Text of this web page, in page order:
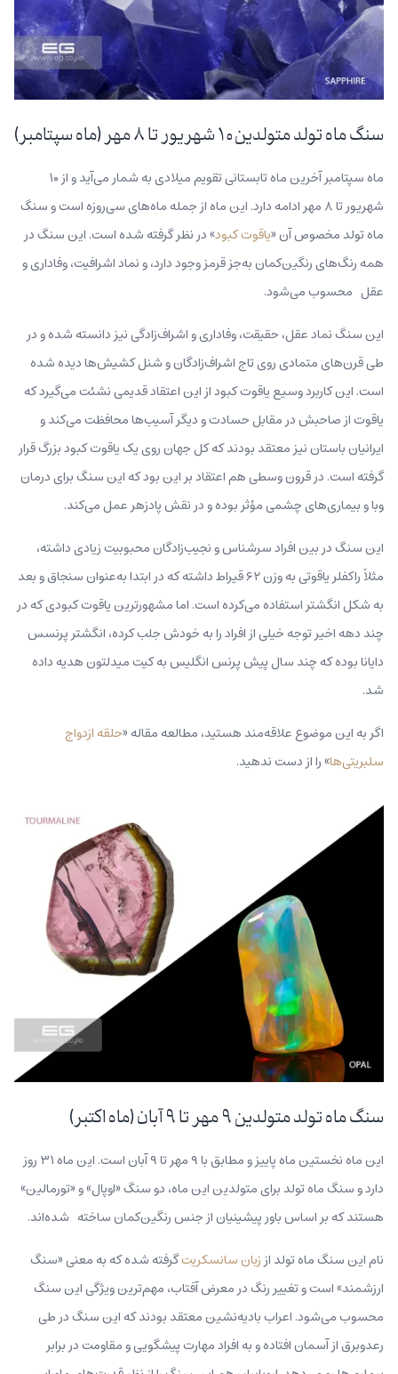
سنگ ماه تولد متولدین ۱۰ شهریور تا ۸ مهر (ماه سپتامبر)
ماه سپتامبر آخرین ماه تابستانی تقویم میلادی به شمار می‌آید و از ۱۰
شهریور تا ۸ مهر ادامه دارد. این ماه از جمله ماه‌های سی‌روزه‌ است و سنگ
ماه تولد مخصوص آن «یاقوت کبود» در نظر گرفته شده است. این سنگ در
همه رنگ‌های رنگین‌کمان به‌جز قرمز وجود دارد،‌ و نماد اشرافیت، وفاداری و
عقل محسوب می‌شود.
این سنگ نماد عقل،‌ حقیقت، وفاداری و اشراف‌زادگی نیز دانسته شده و در
طی قرن‌های متمادی روی تاج اشراف‌زادگان و شنل کشیش‌ها دیده شده
است. این کاربرد وسیع یاقوت کبود از این اعتقاد قدیمی نشئت می‌گیرد که
یاقوت از صاحبش در مقابل حسادت و دیگر آسیب‌ها محافظت می‌کند و
ایرانیان باستان نیز معتقد بودند که کل جهان روی یک یاقوت کبود بزرگ قرار
گرفته است. در قرون وسطی هم اعتقاد بر این بود که این سنگ برای درمان
وبا و بیماری‌های چشمی مؤثر بوده و در نقش پادزهر عمل می‌کند.
این سنگ در بین افراد سرشناس و نجیب‌زادگان محبوبیت زیادی داشته،
مثلاً راکفلر یاقوتی به وزن ۶۲ قیراط داشته که در ابتدا به‌عنوان سنجاق و بعد
به شکل انگشتر استفاده می‌کرده است. اما مشهورترین یاقوت کبودی که در
چند دهه اخیر توجه خیلی از افراد را به خودش جلب کرده، انگشتر پرنسس
دایانا بوده که چند سال پیش پرنس انگلیس به کیت میدلتون هدیه داده
شد.
اگر به این موضوع علاقه‌مند هستید، مطالعه مقاله «حلقه ازدواج
سلبریتی‌‌ها» را از دست ندهید.
سنگ ماه تولد متولدین ۹ مهر تا ۹ آبان (ماه اکتبر)
این ماه نخستین ماه پاییز و مطابق با ۹ مهر تا ۹ آبان است. این ماه ۳۱ روز
دارد و سنگ ماه تولد برای متولدین این ماه، دو سنگ «اوپال» و «تورمالین»
هستند که بر اساس باور پیشینیان از جنس رنگین‌کمان ساخته شده‌اند.
نام این سنگ ماه تولد اززبان سانسکریتگرفته شده که به معنی «سنگ
ارزشمند» است و تغییر رنگ در معرض آفتاب، مهم‌ترین ویژگی این سنگ
محسوب می‌شود. اعراب بادیه‌نشین معتقد بودند که این سنگ در طی
رعدوبرق از آسمان افتاده و به افراد مهارت پیشگویی و مقاومت در برابر